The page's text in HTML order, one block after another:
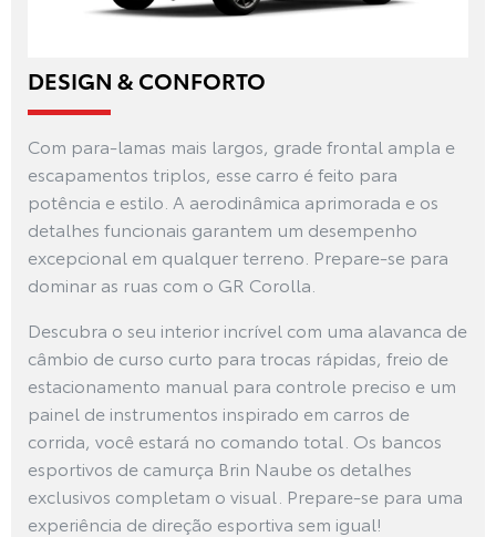
DESIGN & CONFORTO
Com para-lamas mais largos, grade frontal ampla e
escapamentos triplos, esse carro é feito para
potência e estilo. A aerodinâmica aprimorada e os
detalhes funcionais garantem um desempenho
excepcional em qualquer terreno. Prepare-se para
dominar as ruas com o GR Corolla.
Descubra o seu interior incrível com uma alavanca de
câmbio de curso curto para trocas rápidas, freio de
estacionamento manual para controle preciso e um
painel de instrumentos inspirado em carros de
corrida, você estará no comando total. Os bancos
esportivos de camurça Brin Naube os detalhes
exclusivos completam o visual. Prepare-se para uma
experiência de direção esportiva sem igual!